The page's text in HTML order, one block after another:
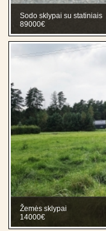
Sodo sklypai su statiniais
89000€
Žemės sklypai
14000€